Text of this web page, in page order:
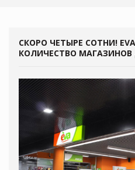
СКОРО ЧЕТЫРЕ СОТНИ!
КОЛИЧЕСТВО МАГАЗИНОВ